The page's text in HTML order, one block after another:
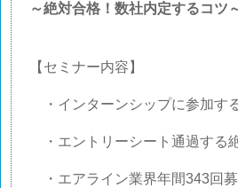
～絶対合格！数社内定するコツ
【セミナー内容】
・インターンシップに参加す
・エントリーシート通過する
・エアライン業界年間343回